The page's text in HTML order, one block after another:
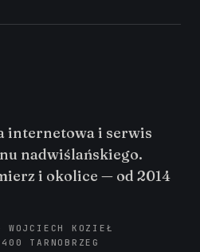
internetowa i serwis
nadwiślańskiego.
i okolice — od 2014
WOJCIECH KOZIEŁ
TARNOBRZEG